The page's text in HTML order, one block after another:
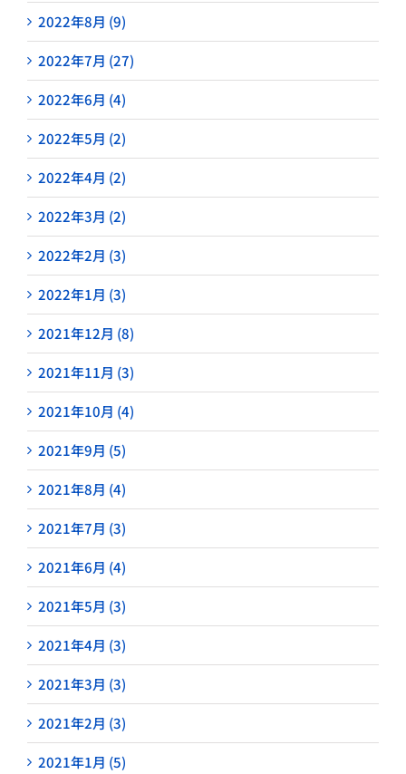
2022年8月 (9)
2022年7月 (27)
2022年6月 (4)
2022年5月 (2)
2022年4月 (2)
2022年3月 (2)
2022年2月 (3)
2022年1月 (3)
2021年12月 (8)
2021年11月 (3)
2021年10月 (4)
2021年9月 (5)
2021年8月 (4)
2021年7月 (3)
2021年6月 (4)
2021年5月 (3)
2021年4月 (3)
2021年3月 (3)
2021年2月 (3)
2021年1月 (5)